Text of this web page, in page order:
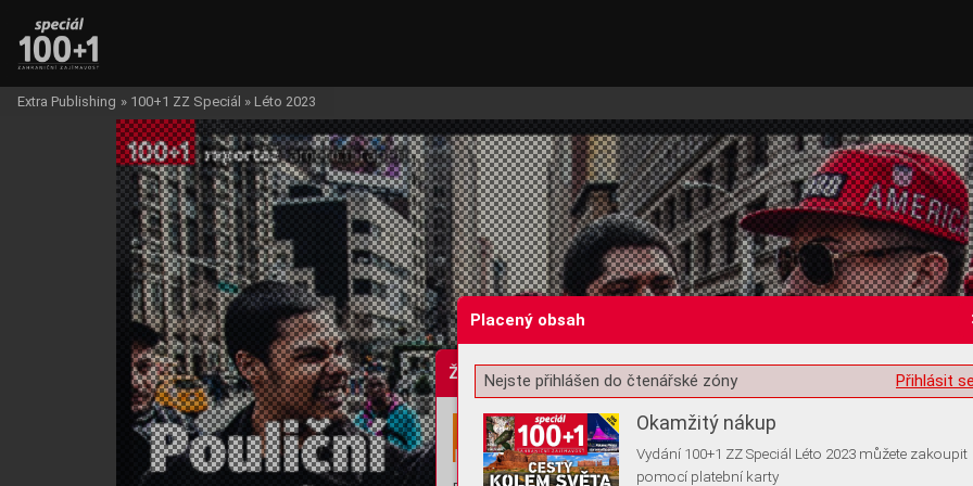
Žádost o souhlas s ukládáním volitelných informací
Extra Publishing » 100+1 ZZ Speciál » Léto 2023
Placený obsah
Přihlásit
Nejste přihlášen do čtenářské zóny
Okamžitý nákup
Vydání 100+1 ZZ Speciál Léto 2023 můžete zakoupit
pomocí platební karty